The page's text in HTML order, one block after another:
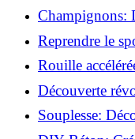
essentielles à
Champignons:
pouvoirs
Reprendre le
meilleures
Rouille
la corrosion en
Découverte
régénération
Souplesse:
votre